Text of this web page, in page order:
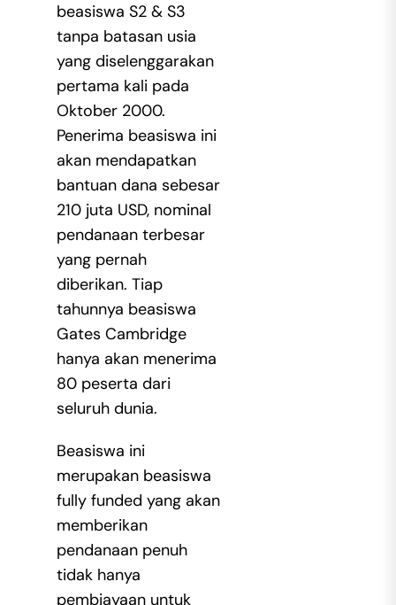
beasiswa S2 & S3
tanpa batasan usia
yang diselenggarakan
pertama kali pada
Oktober 2000.
Penerima beasiswa ini
akan mendapatkan
bantuan dana sebesar
210 juta USD, nominal
pendanaan terbesar
yang pernah
diberikan. Tiap
tahunnya beasiswa
Gates Cambridge
hanya akan menerima
80 peserta dari
seluruh dunia.
Beasiswa ini
merupakan beasiswa
fully funded yang akan
memberikan
pendanaan penuh
tidak hanya
pembiayaan untuk